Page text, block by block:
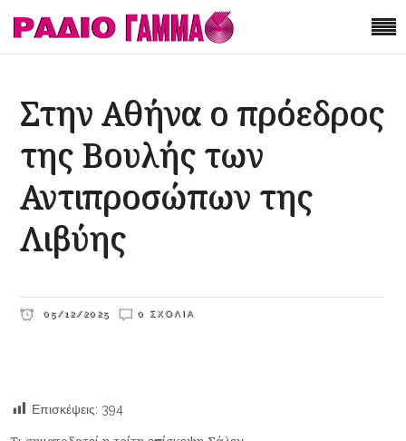
Στην Αθήνα ο πρόεδρος
της Βουλής των
Αντιπροσώπων της
Λιβύης
05/12/2025 0 ΣΧΌΛΙΑ
Επισκέψεις: 394